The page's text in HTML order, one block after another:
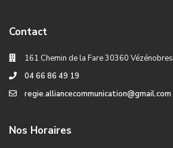
Contact
161 Chemin de la Fare 30360 Vézénobres
04 66 86 49 19
regie.alliancecommunication@gmail.com
Nos Horaires